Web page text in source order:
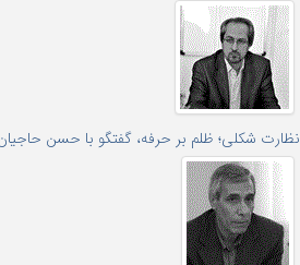
نظارت شکلی؛ ظلم بر حرفه، گفتگو با حسن حاجیان،